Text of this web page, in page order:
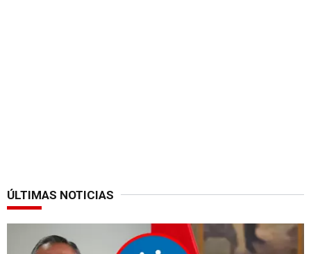
ÚLTIMAS NOTICIAS